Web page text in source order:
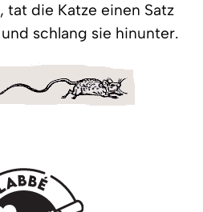
tat die Katze einen Satz
schlang sie hinunter.